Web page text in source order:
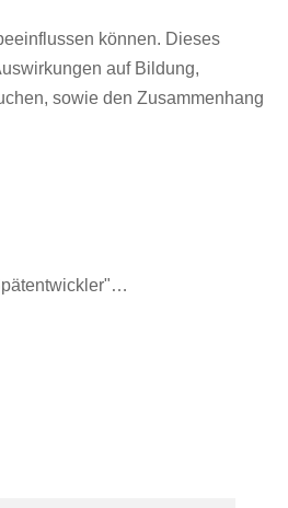
können. Dieses
auf Bildung,
sowie den Zusammenhang